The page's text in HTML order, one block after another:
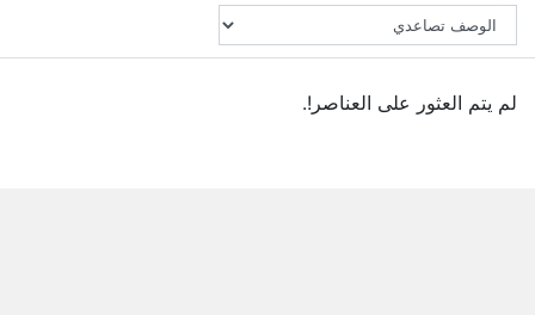
لم يتم العثور على العناصر!.